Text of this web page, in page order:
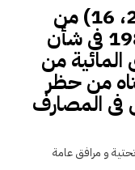
دستورية نص المادتين (2، 16) من
القانون رقم 48 لسنة 1982 فى شأن
المائية من
من حظر
المصارف
و مرافق عامة